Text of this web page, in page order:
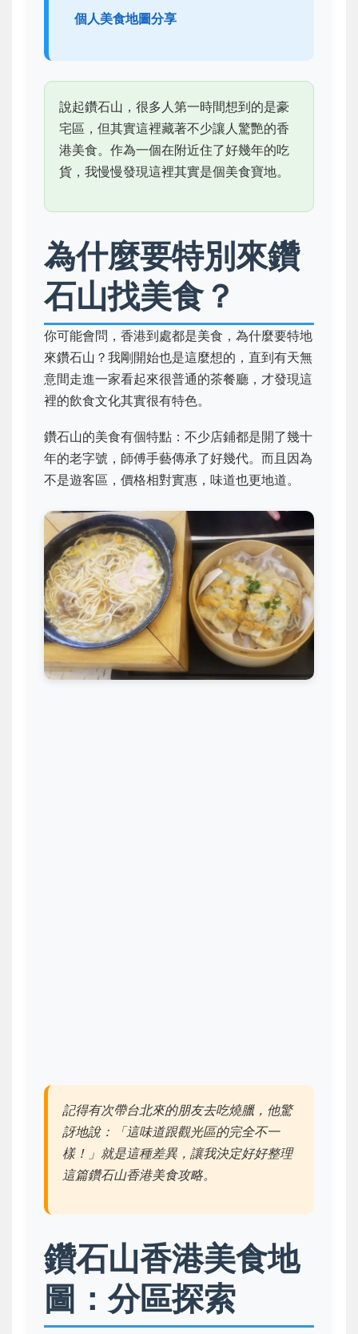
個人美食地圖分享
說起鑽石山，很多人第一時間想到的是豪
宅區，但其實這裡藏著不少讓人驚艷的香
港美食。作為一個在附近住了好幾年的吃
貨，我慢慢發現這裡其實是個美食寶地。
為什麼要特別來鑽
石山找美食？
你可能會問，香港到處都是美食，為什麼要特地
來鑽石山？我剛開始也是這麼想的，直到有天無
意間走進一家看起來很普通的茶餐廳，才發現這
裡的飲食文化其實很有特色。
鑽石山的美食有個特點：不少店鋪都是開了幾十
年的老字號，師傅手藝傳承了好幾代。而且因為
不是遊客區，價格相對實惠，味道也更地道。
記得有次帶台北來的朋友去吃燒臘，他驚
訝地說：「這味道跟觀光區的完全不一
樣！」就是這種差異，讓我決定好好整理
這篇鑽石山香港美食攻略。
鑽石山香港美食地
圖：分區探索